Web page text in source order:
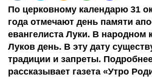
По церковному календарю 31
года отмечают день памяти
евангелиста Луки. В народном
Луков день. В эту дату
традиции и запреты.
рассказывает газета «Утро